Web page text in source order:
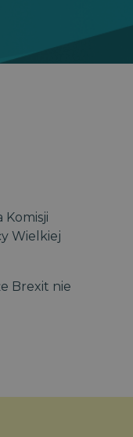
Komisji
Wielkiej
Brexit nie